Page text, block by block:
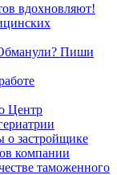
вдохновляют!
Пиши
Центр
о застройщике
компании
таможенного